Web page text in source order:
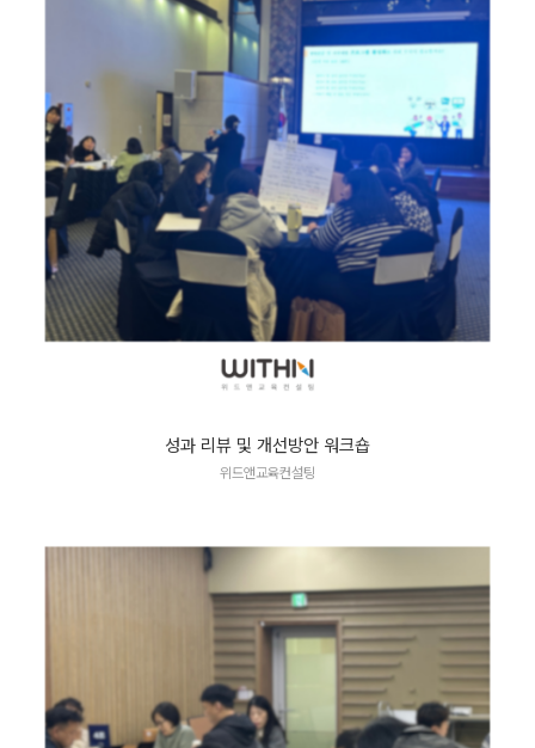
성과 리뷰 및 개선방안 워크숍
위드앤교육컨설팅